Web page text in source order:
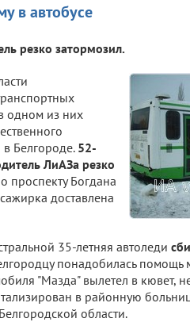
в автобусе
резко затормозил.
одном из них
Белгороде. 52-
ЛиАЗа резко
проспекту Богдана
доставлена
35-летняя автоледи
понадобилась помощь
"Мазда" вылетел в кювет,
в районную
области.